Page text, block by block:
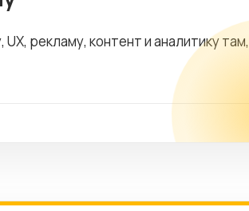
рекламу, контент и аналитику там,